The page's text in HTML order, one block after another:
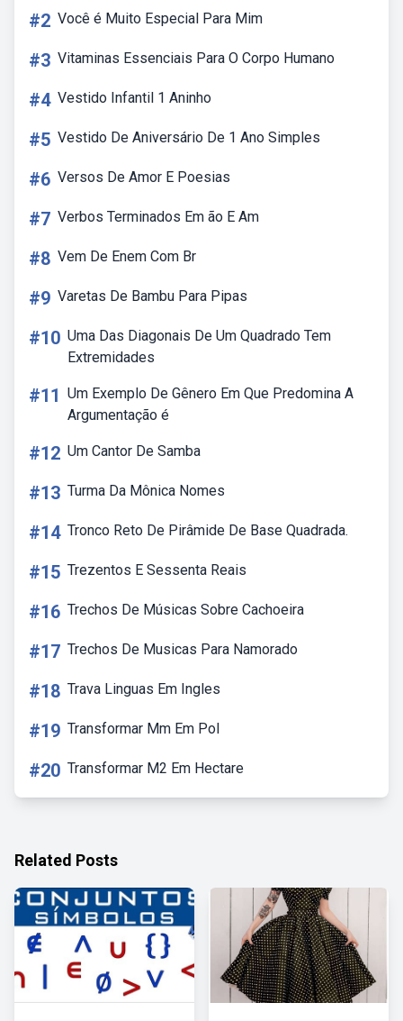
#2 Você é Muito Especial Para Mim
#3 Vitaminas Essenciais Para O Corpo Humano
#4 Vestido Infantil 1 Aninho
#5 Vestido De Aniversário De 1 Ano Simples
#6 Versos De Amor E Poesias
#7 Verbos Terminados Em ão E Am
#8 Vem De Enem Com Br
#9 Varetas De Bambu Para Pipas
#10 Uma Das Diagonais De Um Quadrado Tem
Extremidades
#11 Um Exemplo De Gênero Em Que Predomina A
Argumentação é
#12 Um Cantor De Samba
#13 Turma Da Mônica Nomes
#14 Tronco Reto De Pirâmide De Base Quadrada.
#15 Trezentos E Sessenta Reais
#16 Trechos De Músicas Sobre Cachoeira
#17 Trechos De Musicas Para Namorado
#18 Trava Linguas Em Ingles
#19 Transformar Mm Em Pol
#20 Transformar M2 Em Hectare
Related Posts